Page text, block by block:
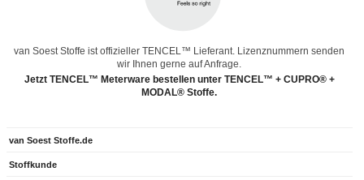
van Soest Stoffe ist offizieller TENCEL™ Lieferant. Lizenznummern senden
wir Ihnen gerne auf Anfrage.
Jetzt TENCEL™ Meterware bestellen unter TENCEL™ + CUPRO® +
MODAL® Stoffe.
van Soest Stoffe.de
Stoffkunde